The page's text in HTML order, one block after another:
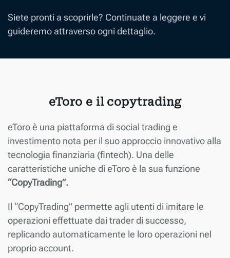
Siete pronti a scoprirle? Continuate a leggere e vi
guideremo attraverso ogni dettaglio.
eToro e il copytrading
eToro è una piattaforma di social trading e
investimento nota per il suo approccio innovativo alla
tecnologia finanziaria (fintech). Una delle
caratteristiche uniche di eToro è la sua funzione
“CopyTrading”.
Il “CopyTrading” permette agli utenti di imitare le
operazioni effettuate dai trader di successo,
replicando automaticamente le loro operazioni nel
proprio account.